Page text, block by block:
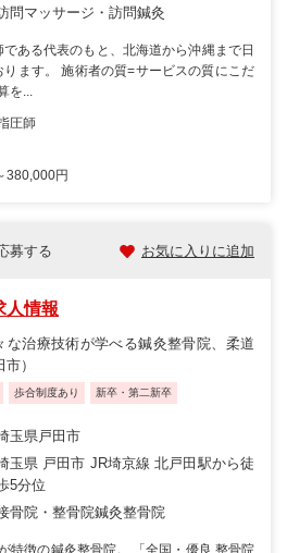
問マッサージ・訪問鍼灸
ある代表のもと、北海道から沖縄まで日
ます。 施術者の質=サービスの質にこだ
を...
圧師
380,000円
募する お気に入りに追加
人情報
な治療技術が学べる鍼灸整骨院、柔道
）
歩合制度あり 新卒・第二新卒
玉県戸田市
玉県 戸田市 JR埼京線 北戸田駅から徒
5分位
骨院・整骨院鍼灸整骨院
特徴の鍼灸整骨院。 「全国・優良 整骨院